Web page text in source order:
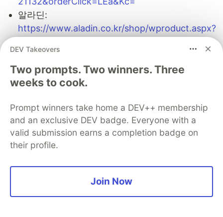
알라딘:
https://www.aladin.co.kr/shop/wproduct.aspx?
yes24:
http://www.yes24.com/Product/Goods/106212
164
🖥 온강라강 강좌
GraphQL 완전정복:
https://www.inflearn.com/course/graphql-완전
DEV Takeovers
Two prompts. Two winners. Three
weeks to cook.
Prompt winners take home a DEV++ membership
and an exclusive DEV badge. Everyone with a
valid submission earns a completion badge on
their profile.
Join Now